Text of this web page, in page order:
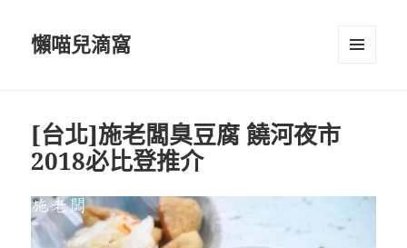
懶喵兒滴窩
[台北]施老闆臭豆腐 饒河夜市
2018必比登推介